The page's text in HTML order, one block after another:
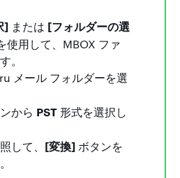
] または [フォルダーの選
使用して、MBOX ファ
。
メール フォルダーを選
から PST形式を選択し
して、 [変換] ボタンを